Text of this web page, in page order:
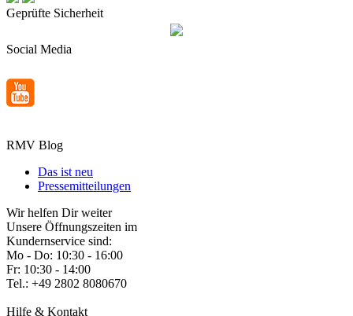
Geprüfte Sicherheit
Social Media
RMV Blog
Das ist neu
Pressemitteilungen
Wir helfen Dir weiter
Unsere Öffnungszeiten im
Kundernservice sind:
Mo - Do: 10:30 - 16:00
Fr: 10:30 - 14:00
Tel.: +49 2802 8080670
Hilfe & Kontakt